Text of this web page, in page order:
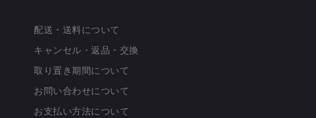
配送・送料について
キャンセル・返品・交換
取り置き期間について
お問い合わせについて
お支払い方法について